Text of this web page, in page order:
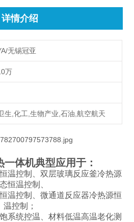
详情介绍
无锡冠亚
万
生,化工,生物产业,石油,航空航天
一体机典型应用于：
温控制、双层玻璃反应釜冷热源
恒温控制、
温控制、微通道反应器冷热源恒
温控制；
系统控温、材料低温高温老化测